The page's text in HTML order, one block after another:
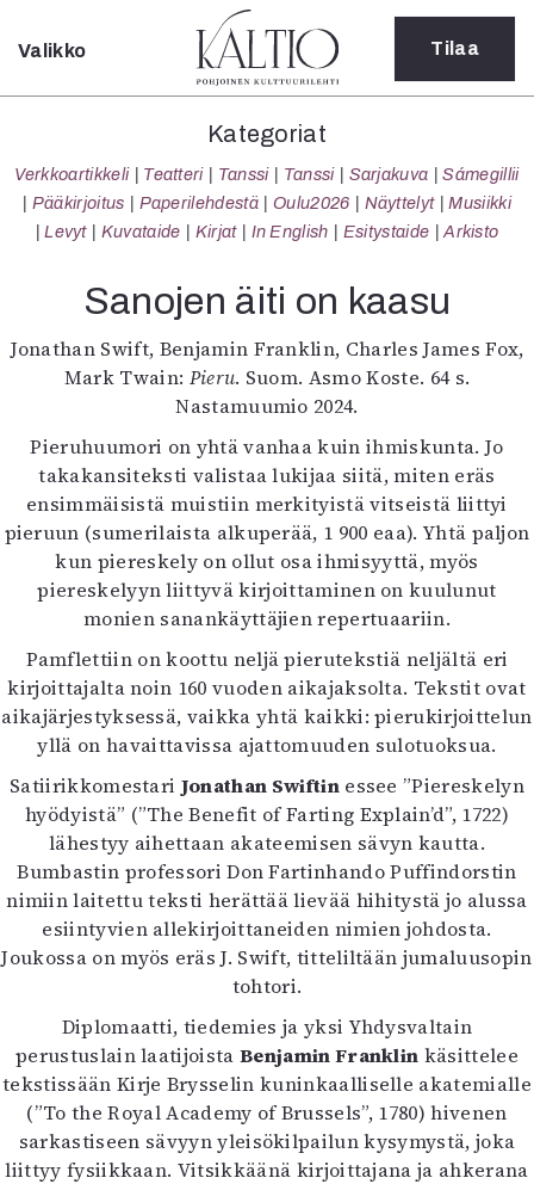
Sulje
Kategoriat
Verkkoartikkeli
Teatteri
Tanssi
Sarjakuva
Sámegillii
Pääkirjoitus
Paperilehdestä
Oulu2026
Musiikki
Levyt
Kuvataide
Kirjat
In English
Esitystaide
Arkisto
Lehdet
4/2026
2–3/2026
1/2026
6/2025
5/2025 saame
5/2025
Lehtiarkisto
Info
Yhteistyössä
Toimitus
Mediatiedot
Kaltio ry
Valikko Tilaa
Kategoriat
Verkkoartikkeli Teatteri Tanssi Tanssi Sarjakuva
Sámegillii
Pääkirjoitus
Paperilehdestä Oulu2026 Näyttelyt
Musiikki
Levyt
Kuvataide Kirjat In English Esitystaide Arkisto
Sanojen äiti on kaasu
Jonathan Swift, Benjamin Franklin, Charles James Fox,
Mark Twain: Pieru. Suom. Asmo Koste. 64 s.
Nastamuumio 2024.
Pieruhuumori on yhtä vanhaa kuin ihmiskunta. Jo
takakansiteksti valistaa lukijaa siitä, miten eräs
ensimmäisistä muistiin merkityistä vitseistä liittyi
pieruun (sumerilaista alkuperää, 1 900 eaa). Yhtä paljon
kun piereskely on ollut osa ihmisyyttä, myös
piereskelyyn liittyvä kirjoittaminen on kuulunut
monien sanankäyttäjien repertuaariin.
Pamflettiin on koottu neljä pierutekstiä neljältä eri
kirjoittajalta noin 160 vuoden aikajaksolta. Tekstit ovat
aikajärjestyksessä, vaikka yhtä kaikki: pierukirjoittelun
yllä on havaittavissa ajattomuuden sulotuoksua.
Satiirikkomestari Jonathan Swiftinessee ”Piereskelyn
hyödyistä” (”The Benefit of Farting Explain’d”, 1722)
lähestyy aihettaan akateemisen sävyn kautta.
Bumbastin professori Don Fartinhando Puffindorstin
nimiin laitettu teksti herättää lievää hihitystä jo alussa
esiintyvien allekirjoittaneiden nimien johdosta.
Joukossa on myös eräs J. Swift, titteliltään jumaluusopin
tohtori.
Diplomaatti, tiedemies ja yksi Yhdysvaltain
perustuslain laatijoistaBenjamin Franklin käsittelee
tekstissään Kirje Brysselin kuninkaalliselle akatemialle
(”To the Royal Academy of Brussels”, 1780) hivenen
sarkastiseen sävyyn yleisökilpailun kysymystä, joka
liittyy fysiikkaan. Vitsikkäänä kirjoittajana ja ahkerana